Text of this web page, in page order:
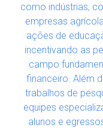
como indústrias,
empresas
ações de
incentivando as
campo
financeiro. Além
trabalhos de
equipes
alunos e